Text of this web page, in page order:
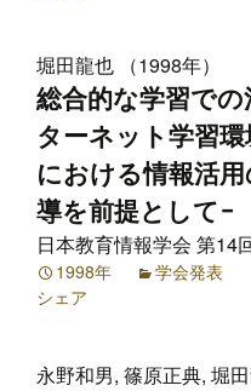
堀田龍也 （1998年）
総合的な学習で
ターネット学習
における情報活
導を前提として−
日本教育情報学会 第14
1998年 学会発表
シェア
永野和男, 篠原正典, 堀